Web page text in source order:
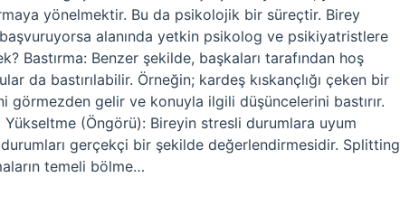
yönelmektir. Bu da psikolojik bir süreçtir. Birey
alanında yetkin psikolog ve psikiyatristlere
Bastırma: Benzer şekilde, başkaları tarafından hoş
da bastırılabilir. Örneğin; kardeş kıskançlığı çeken bir
gelir ve konuyla ilgili düşüncelerini bastırır.
(Öngörü): Bireyin stresli durumlara uyum
gerçekçi bir şekilde değerlendirmesidir. Splitting
temeli bölme…